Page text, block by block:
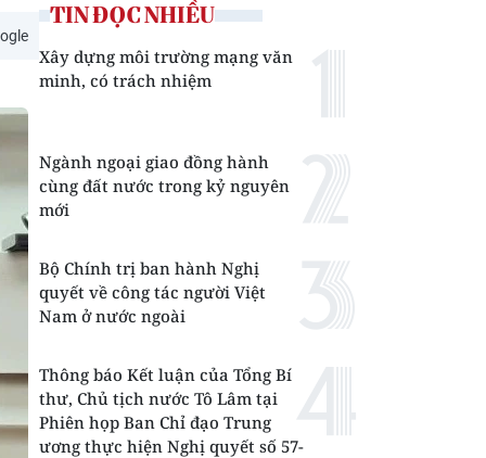
TIN ĐỌC NHIỀU
Xây dựng môi trường mạng văn
minh, có trách nhiệm
Ngành ngoại giao đồng hành
cùng đất nước trong kỷ nguyên
mới
Bộ Chính trị ban hành Nghị
quyết về công tác người Việt
Nam ở nước ngoài
Thông báo Kết luận của Tổng Bí
thư, Chủ tịch nước Tô Lâm tại
Phiên họp Ban Chỉ đạo Trung
ương thực hiện Nghị quyết số 57-